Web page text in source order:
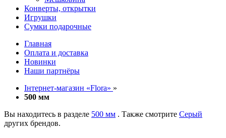
Конверты, открытки
Игрушки
Сумки подарочные
Главная
Оплата и доставка
Новинки
Наши партнёры
Інтернет-магазин «Flora» »
500 мм
Вы находитесь в разделе 500 мм . Также смотрите Серый
других брендов.